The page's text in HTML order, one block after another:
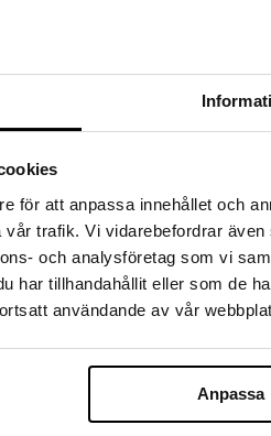
för att anpassa innehållet och
trafik. Vi vidarebefordrar
och analysföretag som vi
har tillhandahållit eller som de
användande av vår
Anpassa
är ett kosttillskott som innehåller
av Carnipure (Kvalitets trademark
där förbränning sker, det finns
i synnerhet i kött. I vegetabilisk föda
måltid
daglig dos bör inte överskridas.